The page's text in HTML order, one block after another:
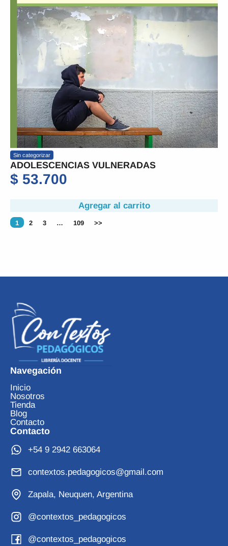
Sin categorizar
ADOLESCENCIAS VULNERADAS
$ 53.700
Agregar al carrito
1 2 3 … 109 >>
Navegación
Inicio
Nosotros
Tienda
Blog
Contacto
Contacto
+54 9 2942 663064
contextos.pedagogicos@gmail.com
Zapala, Neuquen, Argentina
@contextos_pedagogicos
@contextos_pedagogicos